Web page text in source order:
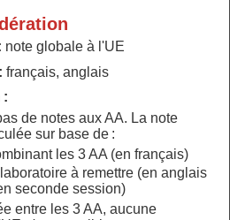
note globale à l'UE
français, anglais
:
de notes aux AA. La note
sur base de :
les 3 AA (en français)
à remettre (en anglais
seconde session)
entre les 3 AA, aucune